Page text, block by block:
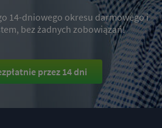
14-dniowego okresu darmowego i
bez żadnych zobowiązań!
przez 14 dni